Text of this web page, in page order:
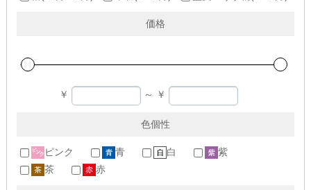
価格
￥ ～ ￥
色個性
ピンク 青 白
紫
茶
赤